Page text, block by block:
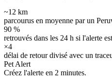
~12 km
parcourus en moyenne par un
90 %
retrouvés dans les 24 h si l'alerte
×4
délai de retour divisé avec un
Pet Alert
Créez l'alerte en 2 minutes.